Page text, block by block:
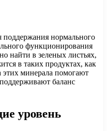
нормального
функционирования
найти в зеленых листьях,
в таких продуктах, как
этих минерала помогают
баланс
уровень